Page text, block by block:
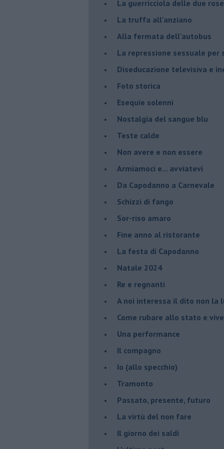
La guerricciola delle due rose
La truffa all'anziano
Alla fermata dell'autobus
La repressione sessuale per
Diseducazione televisiva e
Foto storica
Esequie solenni
Nostalgia del sangue blu
Teste calde
Non avere e non essere
Armiamoci e... avviatevi
Da Capodanno a Carnevale
Schizzi di fango
Sor-riso amaro
Fine anno al ristorante
La festa di Capodanno
Natale 2024
Re e regnanti
A noi interessa il dito non la
Come rubare allo stato e
Una performance
Il compagno
​Io (allo specchio)
Tramonto
Passato, presente, futuro
La virtù del non fare
Il giorno dei saldi